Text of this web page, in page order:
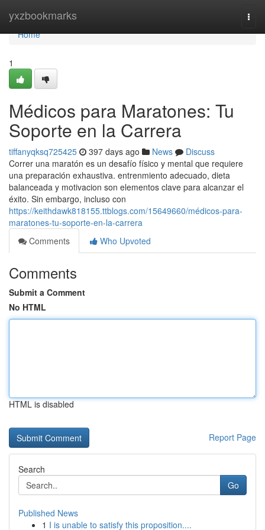
yxzbookmarks
Home
Home
1
Médicos para Maratones: Tu
Soporte en la Carrera
tiffanyqksq725425 397 days ago News
Discuss
Correr una maratón es un desafío físico y mental que requiere
una preparación exhaustiva. entrenmiento adecuado, dieta
balanceada y motivacion son elementos clave para alcanzar el
éxito. Sin embargo, incluso con
https://keithdawk818155.ttblogs.com/15649660/médicos-para-
maratones-tu-soporte-en-la-carrera
Comments
Who Upvoted
Comments
Submit a Comment
No HTML
HTML is disabled
Report Page
Search
Go
Published News
1 I is unable to satisfy this proposition....